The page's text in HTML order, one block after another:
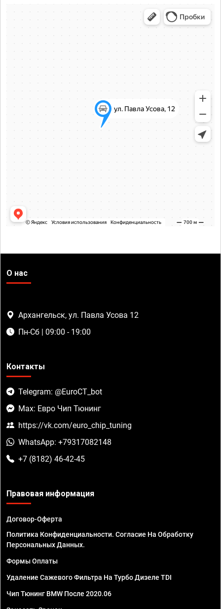
О нас
Архангельск, ул. Павла Усова 12
Пн-Сб | 09:00 - 19:00
Контакты
Telegram: @EuroCT_bot
Max: Евро Чип Тюнинг
https://vk.com/euro_chip_tuning
WhatsApp: +79317082148
+7 (8182) 46-42-45
Правовая информация
Договор-Оферта
Политика Конфиденциальности. Согласие На Обработку
Персональных Данных.
Формы Оплаты
Удаление Сажевого Фильтра На Турбо Дизеле TDI
Чип Тюнинг BMW После 2020.06